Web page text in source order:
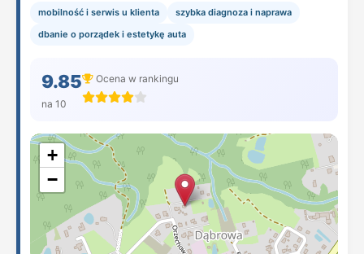
mobilność i serwis u klienta
szybka diagnoza i naprawa
dbanie o porządek i estetykę auta
9.85
na 10
Ocena w rankingu
+
−